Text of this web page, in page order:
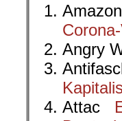
Angry
Attac